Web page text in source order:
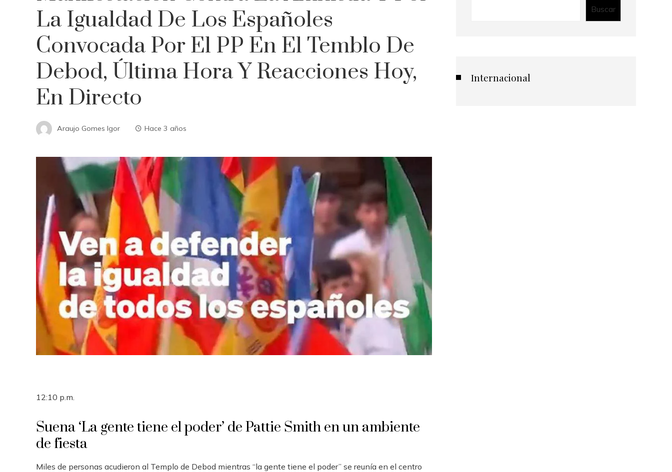
La Igualdad De Los Españoles
Convocada Por El PP En El Temblo De
Debod, Última Hora Y Reacciones Hoy,
En Directo
Araujo Gomes Igor Hace 3 años
12:10 p.m.
Suena ‘La gente tiene el poder’ de Pattie Smith en un ambiente
de fiesta
Miles de personas acudieron al Templo de Debod mientras “la gente tiene el poder” se reunía en el centro
Buscar
Internacional